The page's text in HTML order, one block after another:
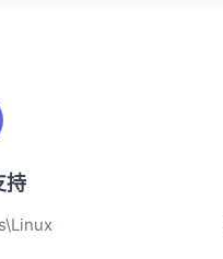
持